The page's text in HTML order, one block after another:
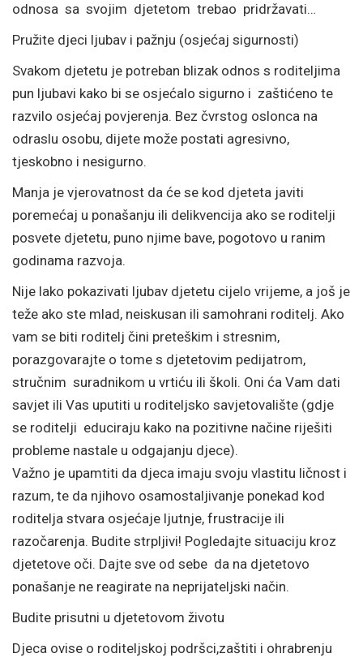
odnosa sa svojim djetetom trebao pridržavati…
Pružite djeci ljubav i pažnju (osjećaj sigurnosti)
Svakom djetetu je potreban blizak odnos s roditeljima
pun ljubavi kako bi se osjećalo sigurno i zaštićeno te
razvilo osjećaj povjerenja. Bez čvrstog oslonca na
odraslu osobu, dijete može postati agresivno,
tjeskobno i nesigurno.
Manja je vjerovatnost da će se kod djeteta javiti
poremećaj u ponašanju ili delikvencija ako se roditelji
posvete djetetu, puno njime bave, pogotovo u ranim
godinama razvoja.
Nije lako pokazivati ljubav djetetu cijelo vrijeme, a još je
teže ako ste mlad, neiskusan ili samohrani roditelj. Ako
vam se biti roditelj čini preteškim i stresnim,
porazgovarajte o tome s djetetovim pedijatrom,
stručnim suradnikom u vrtiću ili školi. Oni ća Vam dati
savjet ili Vas uputiti u roditeljsko savjetovalište (gdje
se roditelji educiraju kako na pozitivne načine riješiti
probleme nastale u odgajanju djece).
Važno je upamtiti da djeca imaju svoju vlastitu ličnost i
razum, te da njihovo osamostaljivanje ponekad kod
roditelja stvara osjećaje ljutnje, frustracije ili
razočarenja. Budite strpljivi! Pogledajte situaciju kroz
djetetove oči. Dajte sve od sebe da na djetetovo
ponašanje ne reagirate na neprijateljski način.
Budite prisutni u djetetovom životu
Djeca ovise o roditeljskoj podršci,zaštiti i ohrabrenju